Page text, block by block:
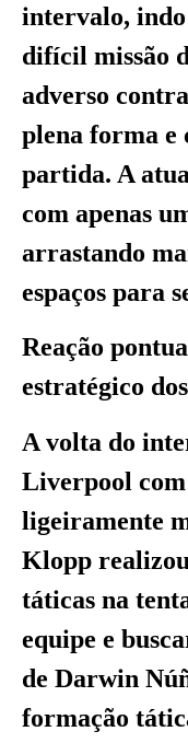
intervalo,
difícil missão
adverso
plena forma e
partida. A
com apenas
arrastando
espaços para
Reação
estratégico
A volta do
Liverpool
ligeiramente
Klopp
táticas na
equipe e
de Darwin
formação